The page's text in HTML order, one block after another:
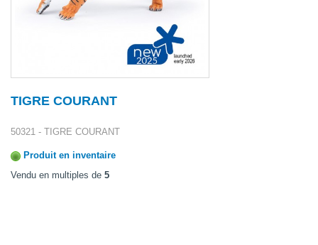
TIGRE COURANT
50321 - TIGRE COURANT
Produit en inventaire
Vendu en multiples de 5